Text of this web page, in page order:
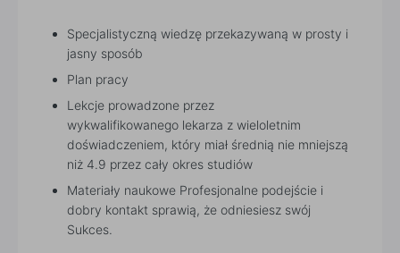
Specjalistyczną wiedzę przekazywaną w prosty i
jasny sposób
Plan pracy
Lekcje prowadzone przez
wykwalifikowanego lekarza z wieloletnim
doświadczeniem, który miał średnią nie mniejszą
niż 4.9 przez cały okres studiów
Materiały naukowe Profesjonalne podejście i
dobry kontakt sprawią, że odniesiesz swój
Sukces.